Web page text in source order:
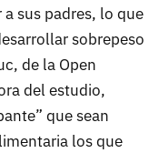
sus padres, lo que
sobrepeso
de la Open
del estudio,
que sean
los que